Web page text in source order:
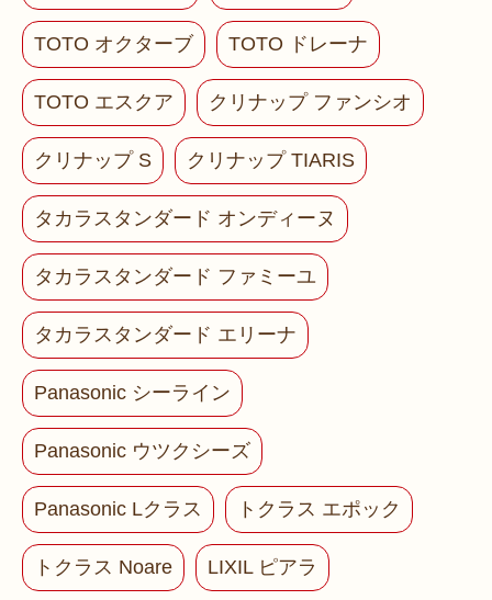
TOTO オクターブ TOTO ドレーナ
TOTO エスクア クリナップ ファンシオ
クリナップ S クリナップ TIARIS
タカラスタンダード オンディーヌ
タカラスタンダード ファミーユ
タカラスタンダード エリーナ
Panasonic シーライン
Panasonic ウツクシーズ
Panasonic Lクラス トクラス エポック
トクラス Noare LIXIL ピアラ